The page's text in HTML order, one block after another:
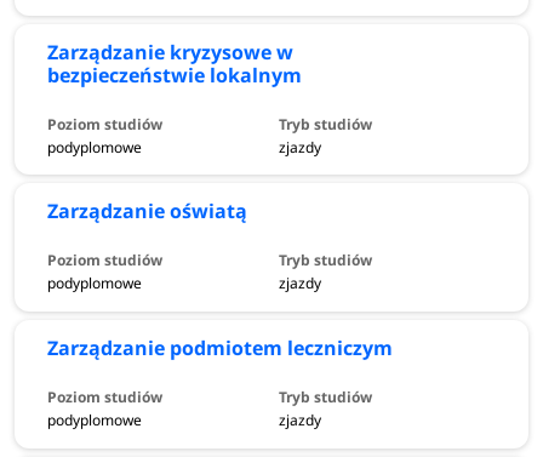
Zarządzanie kryzysowe w
bezpieczeństwie lokalnym
podyplomowe zjazdy
Zarządzanie oświatą
podyplomowe zjazdy
Zarządzanie podmiotem leczniczym
podyplomowe zjazdy